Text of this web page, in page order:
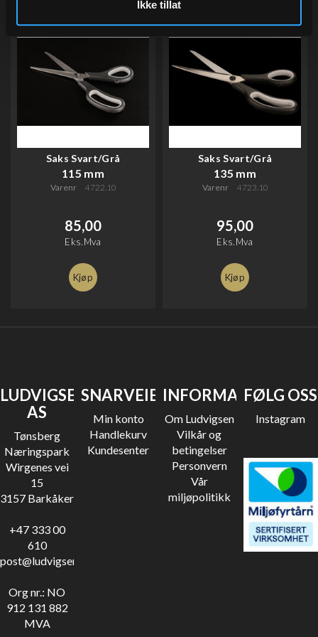
Ikke tillat
Saks Svart/Grå
115 mm
Varenr 4722.10
85,00
Eks.Mva
Kjøp
Saks Svart/Grå
135 mm
Varenr 4723.10
95,00
Eks.Mva
Kjøp
LUDVIGSEN
AS
Tønsberg
Næringspark
Wirgenes vei
15
3157 Barkåker
+47 333 00
610
post@ludvigsen.no
Org nr.: NO
912 131 882
MVA
SNARVEIER
Min konto
Handlekurv
Kundesenter
INFORMASJON
Om Ludvigsen
Vilkår og
betingelser
Personvern
Vår
miljøpolitikk
FØLG OSS
Instagram